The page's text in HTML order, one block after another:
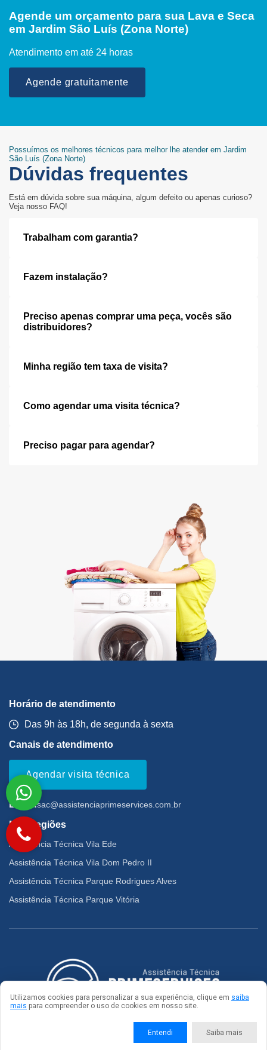
Agende um orçamento para sua Lava e Seca
em Jardim São Luís (Zona Norte)
Atendimento em até 24 horas
Agende gratuitamente
Possuímos os melhores técnicos para melhor lhe atender em Jardim
São Luís (Zona Norte)
Dúvidas frequentes
Está em dúvida sobre sua máquina, algum defeito ou apenas curioso?
Veja nosso FAQ!
Trabalham com garantia?
Fazem instalação?
Preciso apenas comprar uma peça, vocês são
distribuidores?
Minha região tem taxa de visita?
Como agendar uma visita técnica?
Preciso pagar para agendar?
Horário de atendimento
Das 9h às 18h, de segunda à sexta
Canais de atendimento
Agendar visita técnica
Email:sac@assistenciaprimeservices.com.br
Mais regiões
Assistência Técnica Vila Ede
Assistência Técnica Vila Dom Pedro II
Assistência Técnica Parque Rodrigues Alves
Assistência Técnica Parque Vitória
© 2026. Todos os direitos reservados
Utilizamos cookies para personalizar a sua experiência, clique em saiba
mais para compreender o uso de cookies em nosso site.
Entendi Saiba mais